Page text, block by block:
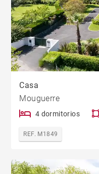
Casa
Mouguerre
4 dormitorios
REF. M1849